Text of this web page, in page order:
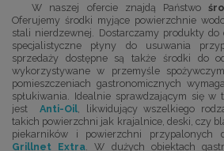
W naszej ofercie znajdą Państwo
Oferujemy środki myjące powierzchnie
stali nierdzewnej. Dostarczamy produkty do
specjalistyczne płyny do usuwania
sprzedaży dostępne są także środki do
wykorzystywane w przemyśle
pomieszczeniach gastronomicznych
spłukiwania. Idealnie sprawdzającym się w
jest Anti-Oil , likwidujący wszelkiego
takich powierzchni jak krajalnice, deski, czy
piekarników i powierzchni przypalonych
Grillnet Extra . W dużych obiektach